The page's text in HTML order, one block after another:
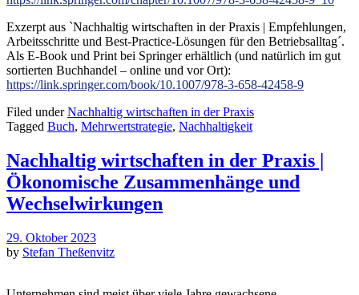
Exzerpt aus `Nachhaltig wirtschaften in der Praxis | Empfehlungen,
Arbeitsschritte und Best-Practice-Lösungen für den Betriebsalltag´.
Als E-Book und Print bei Springer erhältlich (und natürlich im gut
sortierten Buchhandel – online und vor Ort):
https://link.springer.com/book/10.1007/978-3-658-42458-9
Filed underNachhaltig wirtschaften in der Praxis
Tagged Buch, Mehrwertstrategie, Nachhaltigkeit
Nachhaltig wirtschaften in der Praxis |
Ökonomische Zusammenhänge und
Wechselwirkungen
29. Oktober 2023
by Stefan Theßenvitz